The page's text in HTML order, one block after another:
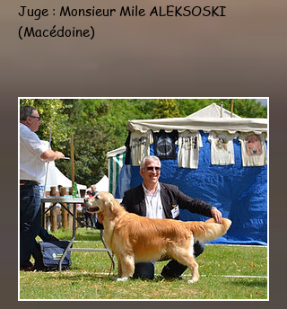
Juge : Monsieur Mile ALEKSOSKI
(Macédoine)